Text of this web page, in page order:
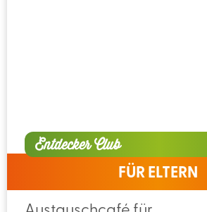
Entdecker Club
FÜR ELTERN